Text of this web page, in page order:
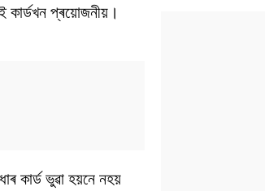
কাৰ্ডখন প্ৰয়োজনীয়।
কাৰ্ড ভুৱা হয়নে নহয়